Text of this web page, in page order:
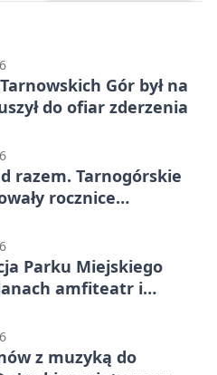
Gór był na
do ofiar zderzenia
razem. Tarnogórskie
rocznice
Parku Miejskiego
amfiteatr i
z muzyką do